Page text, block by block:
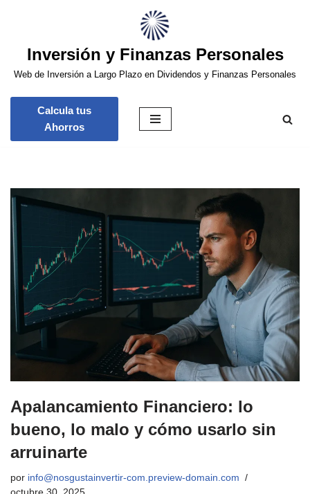
contenido
Inversión y Finanzas Personales
Web de Inversión a Largo Plazo en Dividendos y Finanzas Personales
Calcula tus
Ahorros
Apalancamiento Financiero: lo
bueno, lo malo y cómo usarlo sin
arruinarte
por info@nosgustainvertir-com.preview-domain.com